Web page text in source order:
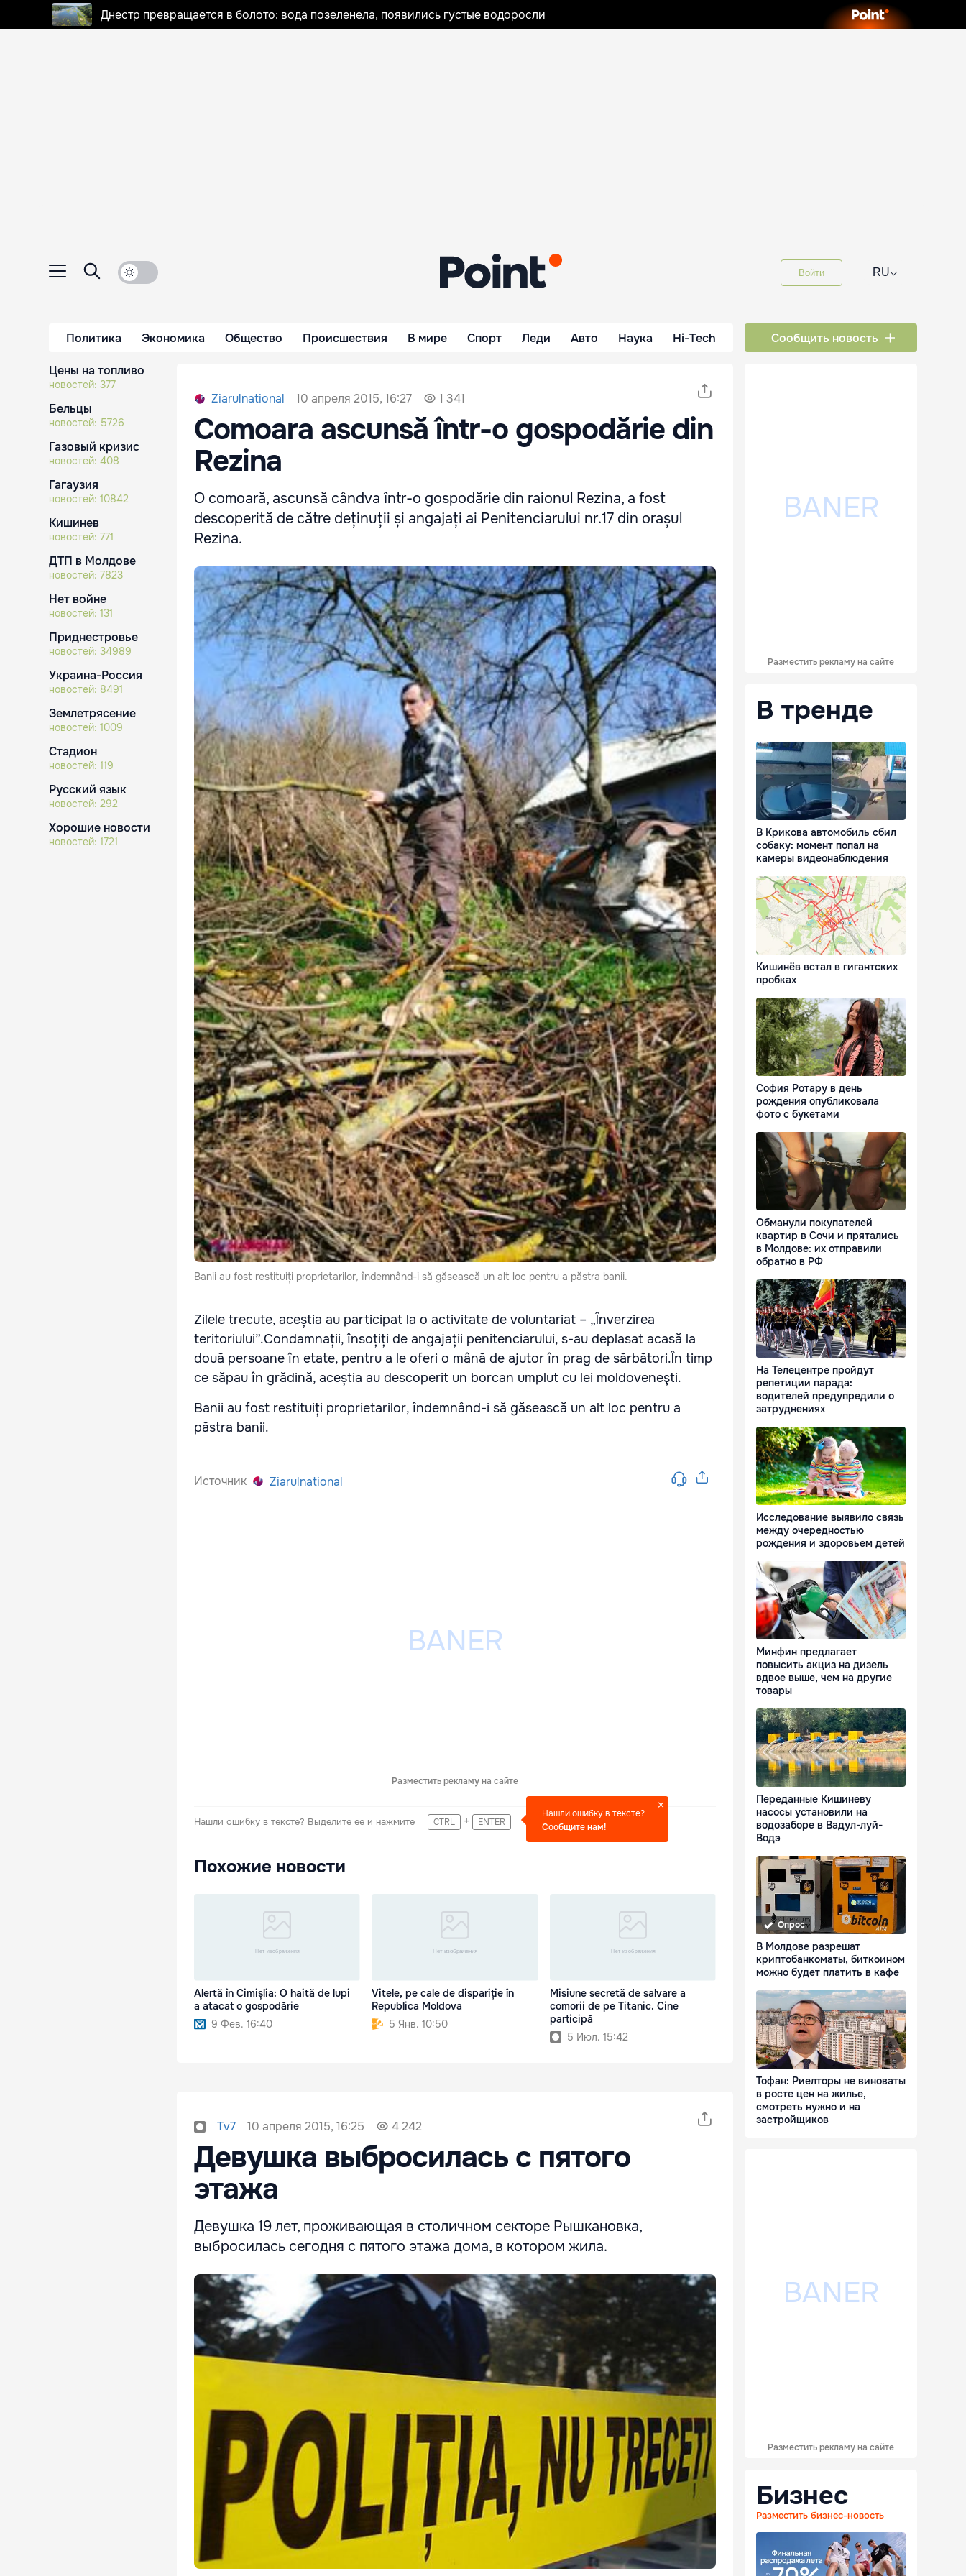
Днестр превращается в болото: вода позеленела, появились густые водоросли
Войти RU⌵
Политика Экономика Общество Происшествия В мире Спорт Леди Авто Наука Hi-Tech Сообщить новость
Цены на топливо
новостей: 377
Бельцы
новостей: 5726
Газовый кризис
новостей: 408
Гагаузия
новостей: 10842
Кишинев
новостей: 771
ДТП в Молдове
новостей: 7823
Нет войне
новостей: 131
Приднестровье
новостей: 34989
Украина-Россия
новостей: 8491
Землетрясение
новостей: 1009
Стадион
новостей: 119
Русский язык
новостей: 292
Хорошие новости
новостей: 1721
Ziarulnational 10 апреля 2015, 16:27 1 341
Comoara ascunsă într-o gospodărie din
Rezina
O comoară, ascunsă cândva într-o gospodărie din raionul Rezina, a fost
descoperită de către deținuții și angajați ai Penitenciarului nr.17 din orașul
Rezina.
Banii au fost restituiți proprietarilor, îndemnând-i să găsească un alt loc pentru a păstra banii.
Zilele trecute, aceștia au participat la o activitate de voluntariat – „Înverzirea
teritoriului”.Condamnații, însoțiți de angajații penitenciarului, s-au deplasat acasă la
două persoane în etate, pentru a le oferi o mână de ajutor în prag de sărbători.În timp
ce săpau în grădină, aceștia au descoperit un borcan umplut cu lei moldoveneşti.
Banii au fost restituiți proprietarilor, îndemnând-i să găsească un alt loc pentru a
păstra banii.
Источник Ziarulnational
Разместить рекламу на сайте
Нашли ошибку в тексте? Выделите ее и нажмите CTRL + ENTER
Нашли ошибку в тексте?
Сообщите нам!
Похожие новости
Alertă în Cimișlia: O haită de lupi
a atacat o gospodărie
9 Фев. 16:40
Vitele, pe cale de dispariție în
Republica Moldova
5 Янв. 10:50
Misiune secretă de salvare a
comorii de pe Titanic. Cine
participă
5 Июл. 15:42
Tv7 10 апреля 2015, 16:25 4 242
Девушка выбросилась с пятого
этажа
Девушка 19 лет, проживающая в столичном секторе Рышкановка,
выбросилась сегодня с пятого этажа дома, в котором жила.
Разместить рекламу на сайте
В тренде
В Крикова автомобиль сбил
собаку: момент попал на
камеры видеонаблюдения
Кишинёв встал в гигантских
пробках
София Ротару в день
рождения опубликовала
фото с букетами
Обманули покупателей
квартир в Сочи и прятались
в Молдове: их отправили
обратно в РФ
На Телецентре пройдут
репетиции парада:
водителей предупредили о
затруднениях
Исследование выявило связь
между очередностью
рождения и здоровьем детей
Минфин предлагает
повысить акциз на дизель
вдвое выше, чем на другие
товары
Переданные Кишиневу
насосы установили на
водозаборе в Вадул-луй-
Водэ
Опрос
В Молдове разрешат
криптобанкоматы, биткоином
можно будет платить в кафе
Тофан: Риелторы не виноваты
в росте цен на жилье,
смотреть нужно и на
застройщиков
Разместить рекламу на сайте
Бизнес
Разместить бизнес-новость